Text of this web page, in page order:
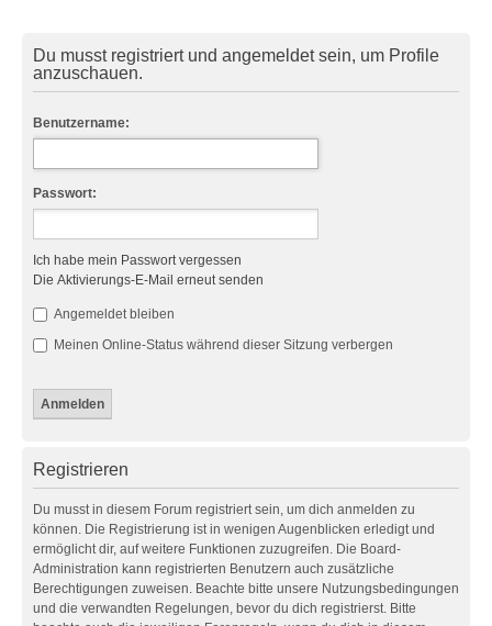
Du musst registriert und angemeldet sein, um Profile
anzuschauen.
Benutzername:
Passwort:
Ich habe mein Passwort vergessen
Die Aktivierungs-E-Mail erneut senden
Angemeldet bleiben
Meinen Online-Status während dieser Sitzung verbergen
Registrieren
Du musst in diesem Forum registriert sein, um dich anmelden zu
können. Die Registrierung ist in wenigen Augenblicken erledigt und
ermöglicht dir, auf weitere Funktionen zuzugreifen. Die Board-
Administration kann registrierten Benutzern auch zusätzliche
Berechtigungen zuweisen. Beachte bitte unsere Nutzungsbedingungen
und die verwandten Regelungen, bevor du dich registrierst. Bitte